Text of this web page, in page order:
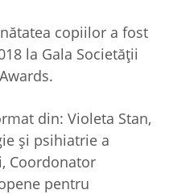
copiilor a fost
la Gala Societății
din: Violeta Stan,
și psihiatrie a
Coordonator
pentru